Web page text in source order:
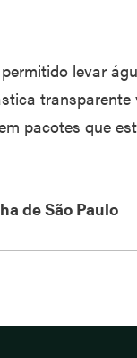
levar
transparente
pacotes que
de São Paulo